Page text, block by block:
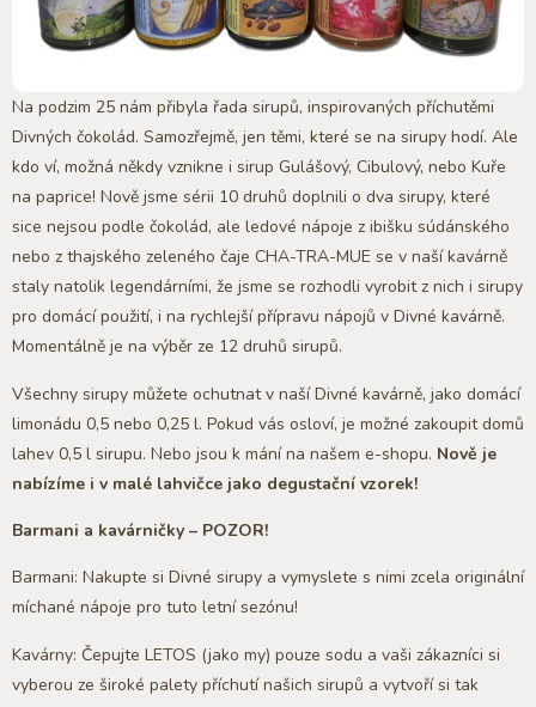
Na podzim 25 nám přibyla řada sirupů, inspirovaných příchutěmi
Divných čokolád. Samozřejmě, jen těmi, které se na sirupy hodí. Ale
kdo ví, možná někdy vznikne i sirup Gulášový, Cibulový, nebo Kuře
na paprice! Nově jsme sérii 10 druhů doplnili o dva sirupy, které
sice nejsou podle čokolád, ale ledové nápoje z ibišku súdánského
nebo z thajského zeleného čaje CHA-TRA-MUE se v naší kavárně
staly natolik legendárními, že jsme se rozhodli vyrobit z nich i sirupy
pro domácí použití, i na rychlejší přípravu nápojů v Divné kavárně.
Momentálně je na výběr ze 12 druhů sirupů.
Všechny sirupy můžete ochutnat v naší Divné kavárně, jako domácí
limonádu 0,5 nebo 0,25 l. Pokud vás osloví, je možné zakoupit domů
lahev 0,5 l sirupu. Nebo jsou k mání na našem e-shopu. Nově je
nabízíme i v malé lahvičce jako degustační vzorek!
Barmani a kavárničky – POZOR!
Barmani: Nakupte si Divné sirupy a vymyslete s nimi zcela originální
míchané nápoje pro tuto letní sezónu!
Kavárny: Čepujte LETOS (jako my) pouze sodu a vaši zákazníci si
vyberou ze široké palety příchutí našich sirupů a vytvoří si tak